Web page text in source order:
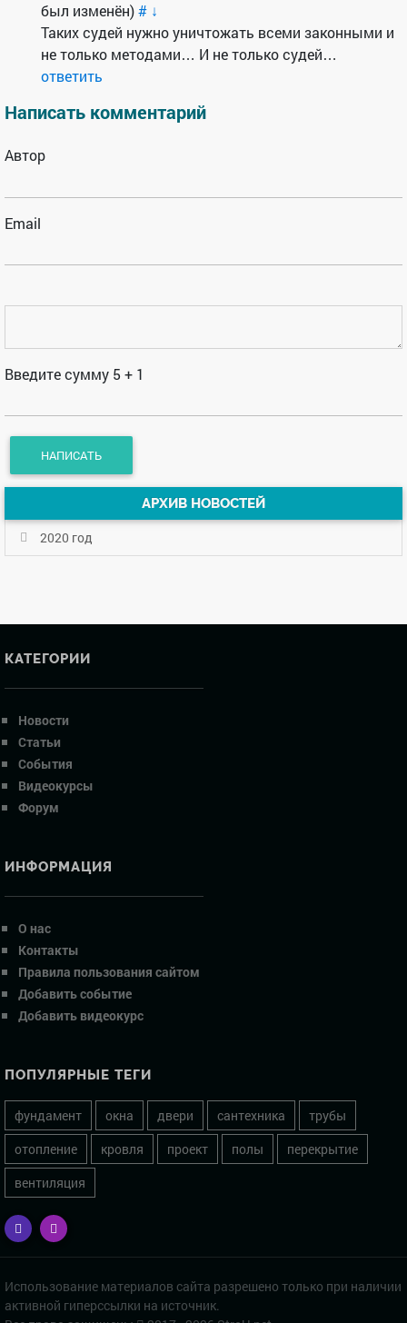
был изменён)# ↓
Таких судей нужно уничтожать всеми законными и
не только методами… И не только судей…
ответить
Написать комментарий
Автор
Email
Введите сумму 5 + 1
АРХИВ НОВОСТЕЙ
2020 год
КАТЕГОРИИ
Новости
Статьи
События
Видеокурсы
Форум
ИНФОРМАЦИЯ
О нас
Контакты
Правила пользования сайтом
Добавить событие
Добавить видеокурс
ПОПУЛЯРНЫЕ ТЕГИ
фундамент окна двери сантехника
трубы
отопление
кровля проект полы
перекрытие
вентиляция
Использование материалов сайта разрешено только при наличии
активной гиперссылки на источник.